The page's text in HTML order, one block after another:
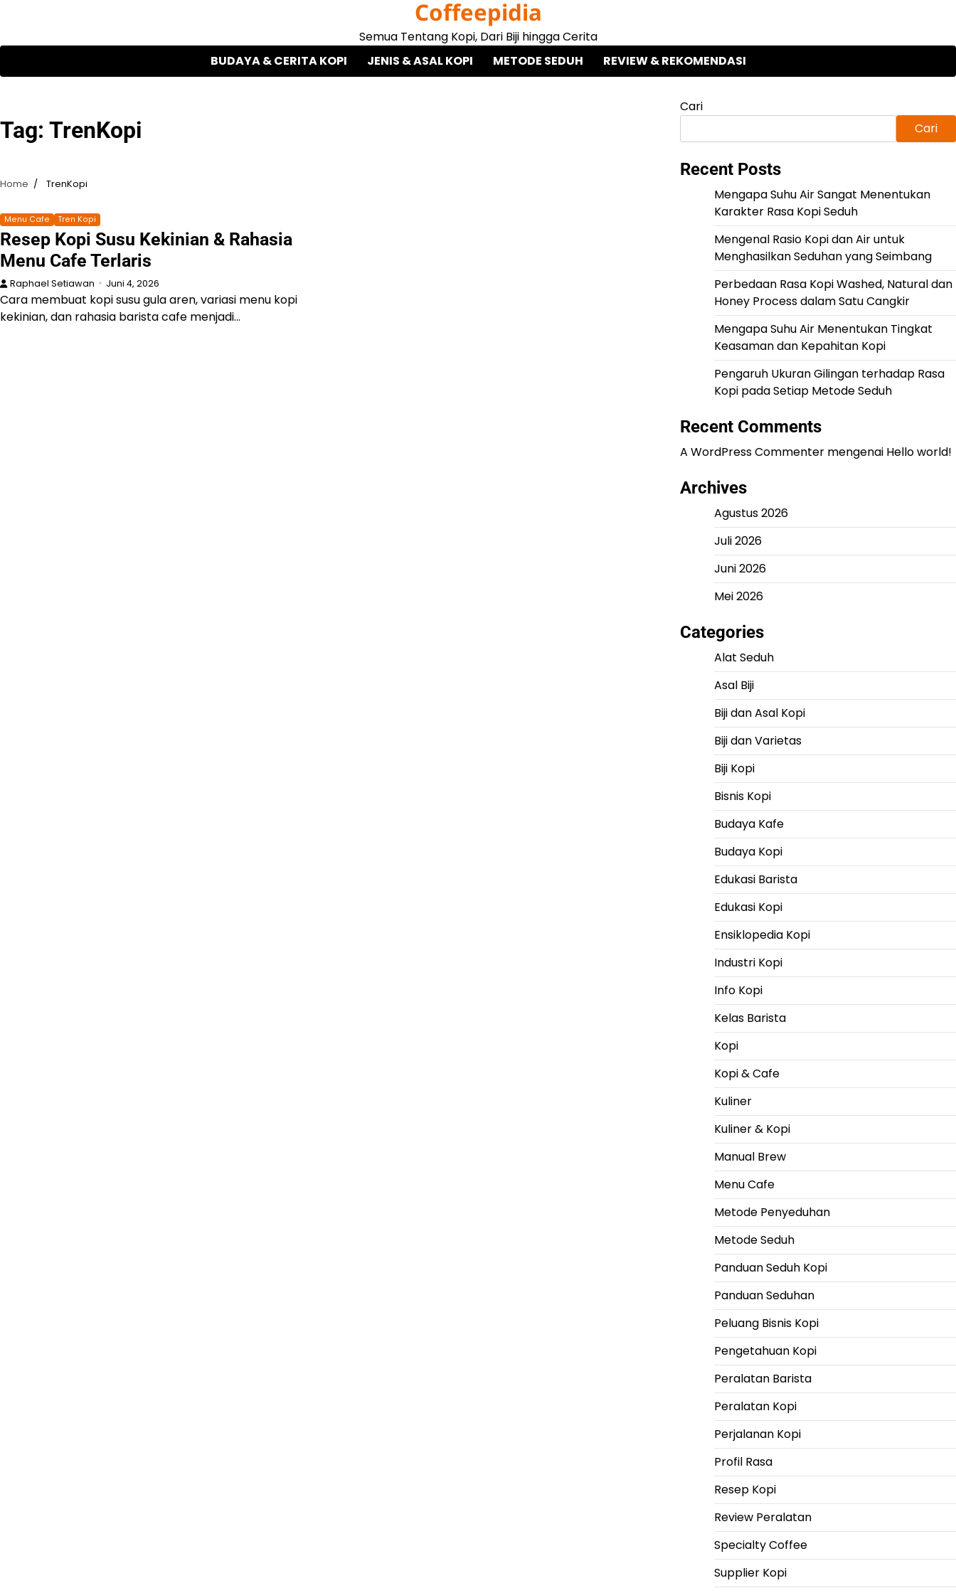
content
Coffeepidia
Semua Tentang Kopi, Dari Biji hingga Cerita
BUDAYA & CERITA KOPI
JENIS & ASAL KOPI METODE SEDUH REVIEW & REKOMENDASI
Tag: TrenKopi
Home TrenKopi
Menu Cafe Tren Kopi
Resep Kopi Susu Kekinian & Rahasia
Menu Cafe Terlaris
Raphael Setiawan Juni 4, 2026
Cara membuat kopi susu gula aren, variasi menu kopi
kekinian, dan rahasia barista cafe menjadi…
Cari
Cari
Recent Posts
Mengapa Suhu Air Sangat Menentukan
Karakter Rasa Kopi Seduh
Mengenal Rasio Kopi dan Air untuk
Menghasilkan Seduhan yang Seimbang
Perbedaan Rasa Kopi Washed, Natural dan
Honey Process dalam Satu Cangkir
Mengapa Suhu Air Menentukan Tingkat
Keasaman dan Kepahitan Kopi
Pengaruh Ukuran Gilingan terhadap Rasa
Kopi pada Setiap Metode Seduh
Recent Comments
A WordPress Commentermengenai Hello world!
Archives
Agustus 2026
Juli 2026
Juni 2026
Mei 2026
Categories
Alat Seduh
Asal Biji
Biji dan Asal Kopi
Biji dan Varietas
Biji Kopi
Bisnis Kopi
Budaya Kafe
Budaya Kopi
Edukasi Barista
Edukasi Kopi
Ensiklopedia Kopi
Industri Kopi
Info Kopi
Kelas Barista
Kopi
Kopi & Cafe
Kuliner
Kuliner & Kopi
Manual Brew
Menu Cafe
Metode Penyeduhan
Metode Seduh
Panduan Seduh Kopi
Panduan Seduhan
Peluang Bisnis Kopi
Pengetahuan Kopi
Peralatan Barista
Peralatan Kopi
Perjalanan Kopi
Profil Rasa
Resep Kopi
Review Peralatan
Specialty Coffee
Supplier Kopi